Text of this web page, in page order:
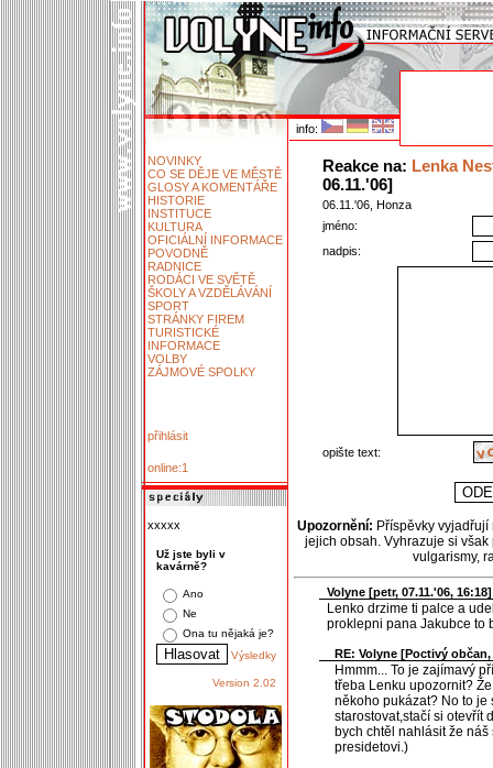
info:
NOVINKY
CO SE DĚJE VE MĚSTĚ
GLOSY A KOMENTÁŘE
HISTORIE
INSTITUCE
KULTURA
OFICIÁLNÍ INFORMACE
POVODNĚ
RADNICE
RODÁCI VE SVĚTĚ
ŠKOLY A VZDĚLÁVÁNÍ
SPORT
STRÁNKY FIREM
TURISTICKÉ
INFORMACE
VOLBY
ZÁJMOVÉ SPOLKY
přihlásit
online:1
xxxxx
Už jste byli v
kavárně?
Ano
Ne
Ona tu nějaká je?
Výsledky
Version 2.02
Reakce na: Lenka
06.11.'06]
06.11.'06, Honza
jméno:
nadpis:
opište text:
Upozornění: Příspěvky
jejich obsah. Vyhrazuje si
vulgarismy,
Volyne [petr, 07.11.'06, 16:18]
Lenko drzime ti palce a
proklepni pana Jakubce to
RE: Volyne [Poctivý občan,
Hmmm... To je zajímavý
třeba Lenku upozornit?
někoho pukázat? No to je
starostovat,stačí si otevřít
bych chtěl nahlásit že
presidetovi.)